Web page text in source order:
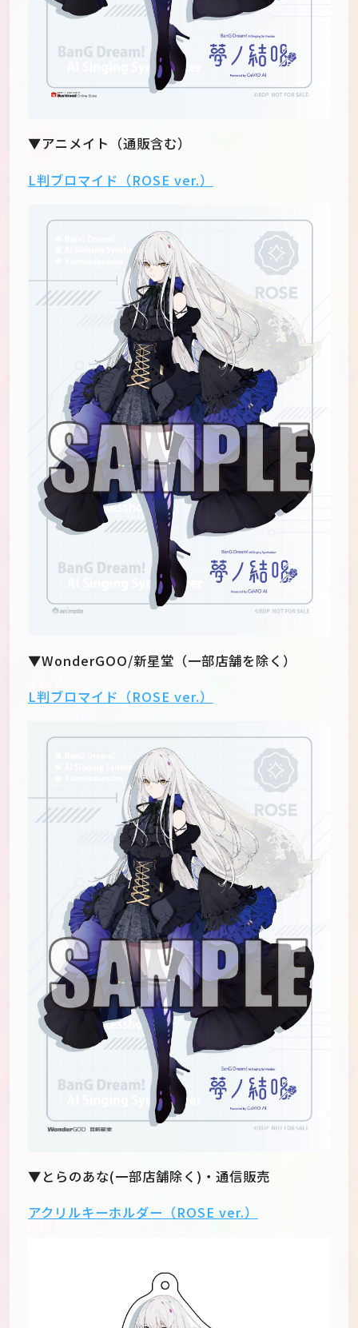
▼アニメイト（通販含む）
L判ブロマイド（ROSE ver.）
▼WonderGOO/新星堂（一部店舗を除く）
L判ブロマイド（ROSE ver.）
▼とらのあな(一部店舗除く)・通信販売
アクリルキーホルダー（ROSE ver.）